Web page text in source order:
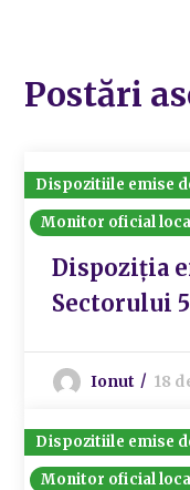
Postări
Dispozitiile emise
Monitor oficial
Dispoziția
Sectorului 5
Ionut 18
Dispozitiile emise
Monitor oficial